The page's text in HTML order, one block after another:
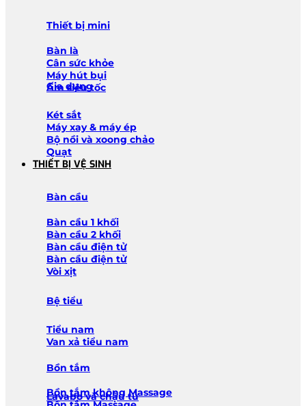
Thiết bị mini
Bàn là
Cân sức khỏe
Máy hút bụi
Ấm siêu tốc
Gia dụng
Két sắt
Máy xay & máy ép
Bộ nồi và xoong chảo
Quạt
THIẾT BỊ VỆ SINH
Bàn cầu
Bàn cầu 1 khối
Bàn cầu 2 khối
Bàn cầu điện tử
Bàn cầu điện tử
Vòi xịt
Bệ tiểu
Tiểu nam
Van xả tiểu nam
Bồn tắm
Bồn tắm không Massage
Lavabo và chậu tủ